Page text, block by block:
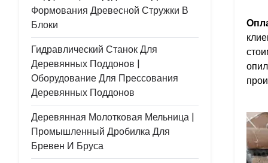
Формования Древесной Стружки В
Блоки
Гидравлический Станок Для
Деревянных Поддонов |
Оборудование Для Прессования
Деревянных Поддонов
Деревянная Молотковая Мельница |
Промышленный Дробилка Для
Бревен И Бруса